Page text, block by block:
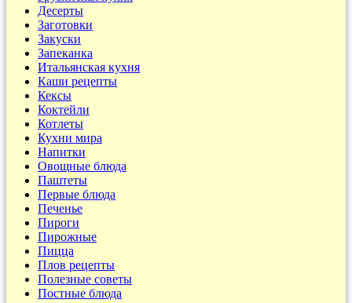
Десерты
Заготовки
Закуски
Запеканка
Итальянская кухня
Каши рецепты
Кексы
Коктейли
Котлеты
Кухни мира
Напитки
Овощные блюда
Паштеты
Первые блюда
Печенье
Пироги
Пирожные
Пицца
Плов рецепты
Полезные советы
Постные блюда